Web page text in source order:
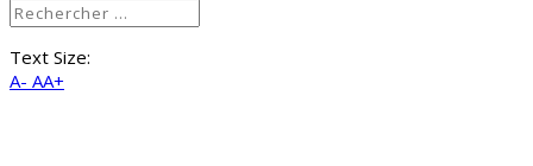
Text Size:
A- AA+